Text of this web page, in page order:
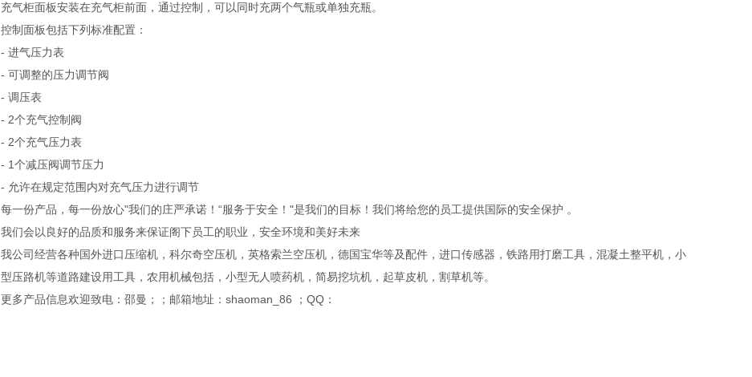
充气柜面板安装在充气柜前面，通过控制，可以同时充两个气瓶或单独充瓶。
控制面板包括下列标准配置：
- 进气压力表
- 可调整的压力调节阀
- 调压表
- 2个充气控制阀
- 2个充气压力表
- 1个减压阀调节压力
- 允许在规定范围内对充气压力进行调节
每一份产品，每一份放心"我们的庄严承诺！“服务于安全！"是我们的目标！我们将给您的员工提供国际的安全保护 。
我们会以良好的品质和服务来保证阁下员工的职业，安全环境和美好未来
我公司经营各种国外进口压缩机，科尔奇空压机，英格索兰空压机，德国宝华等及配件，进口传感器，铁路用打磨工具，混凝土整平机，小
型压路机等道路建设用工具，农用机械包括，小型无人喷药机，简易挖坑机，起草皮机，割草机等。
更多产品信息欢迎致电：邵曼；；邮箱地址：shaoman_86 ；QQ：